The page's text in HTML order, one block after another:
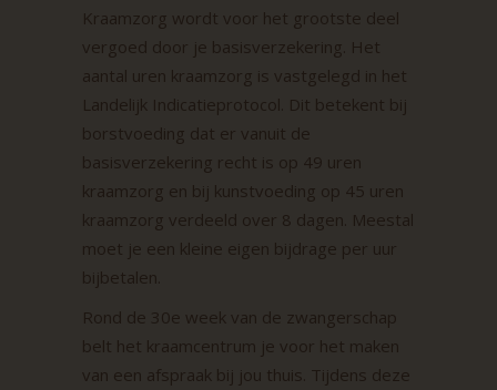
Kraamzorg wordt voor het grootste deel
vergoed door je basisverzekering. Het
aantal uren kraamzorg is vastgelegd in het
Landelijk Indicatieprotocol. Dit betekent bij
borstvoeding dat er vanuit de
basisverzekering recht is op 49 uren
kraamzorg en bij kunstvoeding op 45 uren
kraamzorg verdeeld over 8 dagen. Meestal
moet je een kleine eigen bijdrage per uur
bijbetalen.
Rond de 30e week van de zwangerschap
belt het kraamcentrum je voor het maken
van een afspraak bij jou thuis. Tijdens deze